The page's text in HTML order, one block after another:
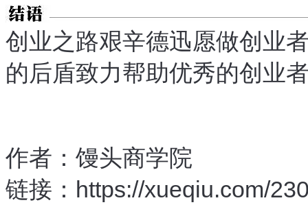
创业之路艰辛，
德迅愿做创业
的后盾，
致力帮助优秀的创业
作者：馒头商学院
链接：https://xueqiu.com/